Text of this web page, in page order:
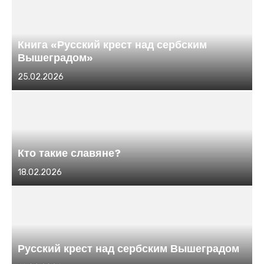
Книга «Русский крест над сербским
Вышеградом»
Размещено
в
25.02.2026
Кто такие славяне?
Размещено
в
18.02.2026
Русский крест над сербским Вышеградом